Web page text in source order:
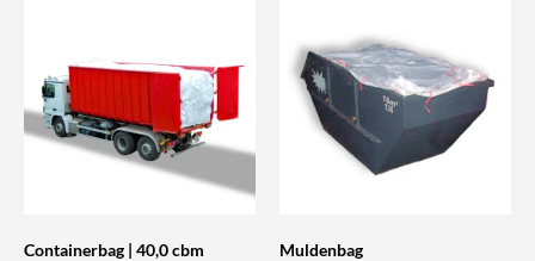
Containerbag | 40,0 cbm Muldenbag